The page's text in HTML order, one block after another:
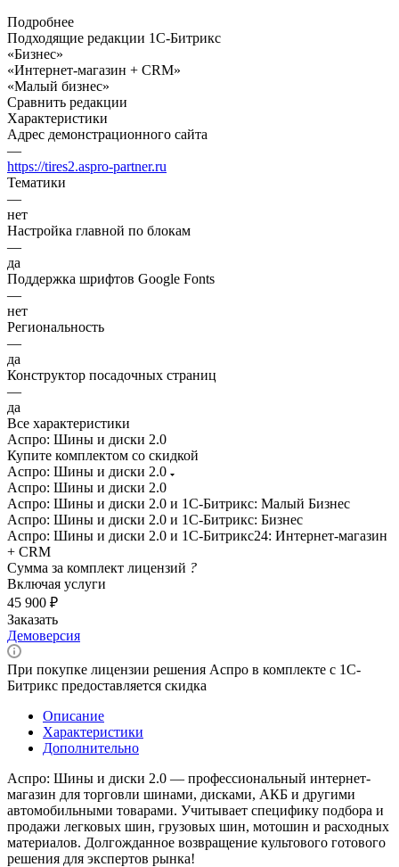
Подробнее
Подходящие редакции 1С-Битрикс
«Бизнес»
«Интернет-магазин + CRM»
«Малый бизнес»
Сравнить редакции
Характеристики
Адрес демонстрационного сайта
—
https://tires2.aspro-partner.ru
Тематики
—
нет
Настройка главной по блокам
—
да
Поддержка шрифтов Google Fonts
—
нет
Региональность
—
да
Конструктор посадочных страниц
—
да
Все характеристики
Аспро: Шины и диски 2.0
Купите комплектом со скидкой
Аспро: Шины и диски 2.0
Аспро: Шины и диски 2.0
Аспро: Шины и диски 2.0 и 1С-Битрикс: Малый Бизнес
Аспро: Шины и диски 2.0 и 1С-Битрикс: Бизнес
Аспро: Шины и диски 2.0 и 1С-Битрикс24: Интернет-магазин
+ CRM
Сумма за комплект лицензий ?
Включая услуги
45 900 ₽
Заказать
Демоверсия
При покупке лицензии решения Аспро в комплекте с 1С-
Битрикс предоставляется скидка
Описание
Характеристики
Дополнительно
Аспро: Шины и диски 2.0 — профессиональный интернет-
магазин для торговли шинами, дисками, АКБ и другими
автомобильными товарами. Учитывает специфику подбора и
продажи легковых шин, грузовых шин, мотошин и расходных
материалов. Долгожданное возвращение культового готового
решения для экспертов рынка!